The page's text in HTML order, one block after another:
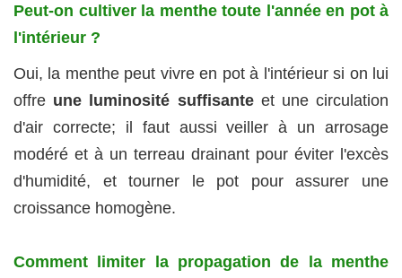
Peut‑on cultiver la menthe toute l'année en pot à
l'intérieur ?
Oui, la menthe peut vivre en pot à l'intérieur si on lui
offre une luminosité suffisanteet une circulation
d'air correcte; il faut aussi veiller à un arrosage
modéré et à un terreau drainant pour éviter l'excès
d'humidité, et tourner le pot pour assurer une
croissance homogène.
Comment limiter la propagation de la menthe